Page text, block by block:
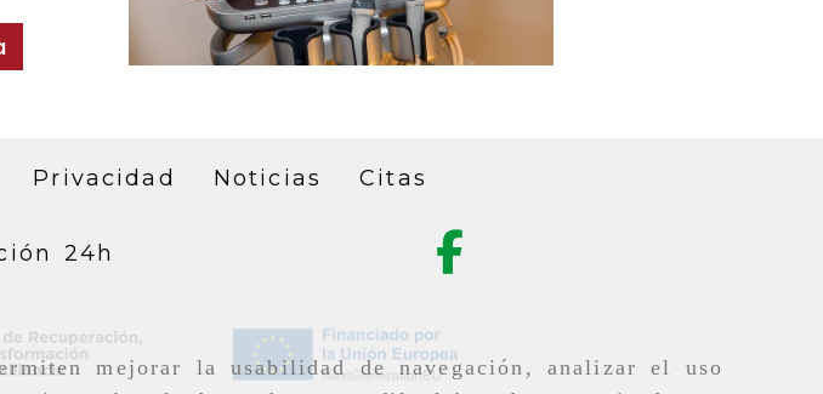
mejorar la usabilidad de navegación, analizar el uso
Privacidad Noticias Citas
24h